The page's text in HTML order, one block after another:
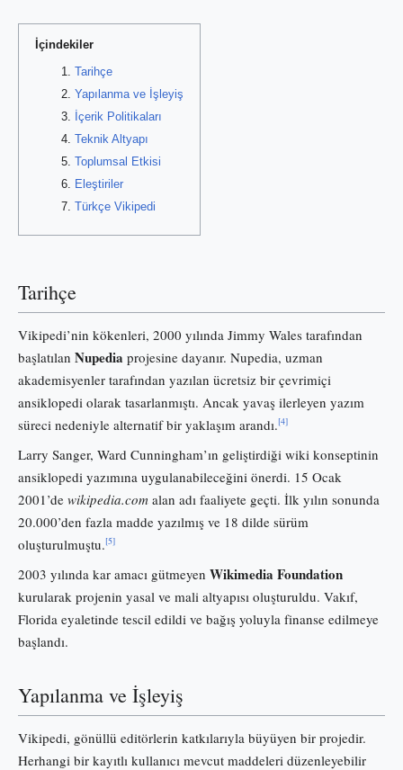
İçindekiler
Tarihçe
Yapılanma ve İşleyiş
İçerik Politikaları
Teknik Altyapı
Toplumsal Etkisi
Eleştiriler
Türkçe Vikipedi
Tarihçe
Vikipedi’nin kökenleri, 2000 yılında Jimmy Wales tarafından
başlatılan Nupedia projesine dayanır. Nupedia, uzman
akademisyenler tarafından yazılan ücretsiz bir çevrimiçi
ansiklopedi olarak tasarlanmıştı. Ancak yavaş ilerleyen yazım
süreci nedeniyle alternatif bir yaklaşım arandı.[4]
Larry Sanger, Ward Cunningham’ın geliştirdiği wiki konseptinin
ansiklopedi yazımına uygulanabileceğini önerdi. 15 Ocak
2001’de wikipedia.com alan adı faaliyete geçti. İlk yılın sonunda
20.000’den fazla madde yazılmış ve 18 dilde sürüm
oluşturulmuştu.[5]
2003 yılında kar amacı gütmeyen Wikimedia Foundation
kurularak projenin yasal ve mali altyapısı oluşturuldu. Vakıf,
Florida eyaletinde tescil edildi ve bağış yoluyla finanse edilmeye
başlandı.
Yapılanma ve İşleyiş
Vikipedi, gönüllü editörlerin katkılarıyla büyüyen bir projedir.
Herhangi bir kayıtlı kullanıcı mevcut maddeleri düzenleyebilir